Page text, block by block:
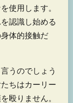
使用します。
認識し始める
体的接触だ
うのでしょう
ちはカーリー
殴りません。